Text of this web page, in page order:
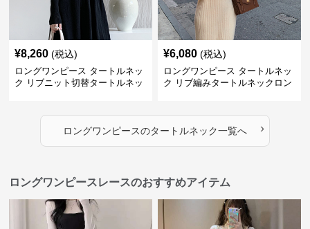
¥8,260 (税込)
ロングワンピース タートルネッ
ク リブニット切替タートルネッ
¥6,080 (税込)
ロングワンピース タートルネッ
ク リブ編みタートルネックロン
ロングワンピースのタートルネック一覧へ ›
ロングワンピースレースのおすすめアイテム